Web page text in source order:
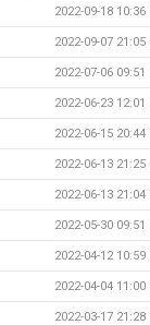
2022-09-18 10:36
2022-09-07 21:05
2022-07-06 09:51
2022-06-23 12:01
2022-06-15 20:44
2022-06-13 21:25
2022-06-13 21:04
2022-05-30 09:51
2022-04-12 10:59
2022-04-04 11:00
2022-03-17 21:28